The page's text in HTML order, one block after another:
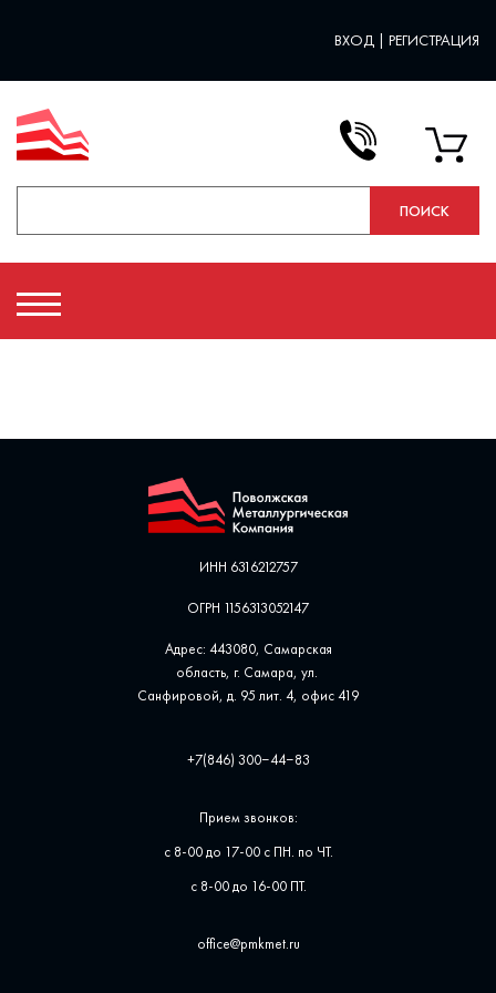
ВХОД | РЕГИСТРАЦИЯ
ИНН 6316212757
ОГРН 1156313052147
Адрес: 443080, Самарская
область, г. Самара, ул. ​
Санфировой, д. 95 лит. 4, офис ​419
+7(846) 300‒44‒83
Прием звонков:
с 8-00 до 17-00 с ПН. по ЧТ.
с 8-00 до 16-00 ПТ.
office@pmkmet.ru